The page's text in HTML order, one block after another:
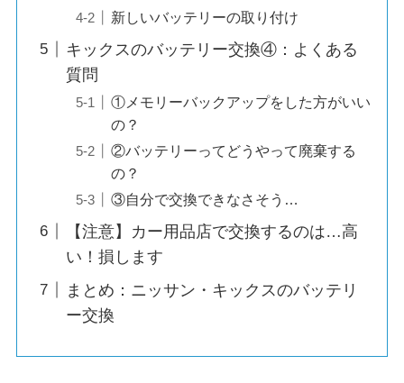
新しいバッテリーの取り付け
キックスのバッテリー交換④：よくある
質問
①メモリーバックアップをした方がいい
の？
②バッテリーってどうやって廃棄する
の？
③自分で交換できなさそう…
【注意】カー用品店で交換するのは…高
い！損します
まとめ：ニッサン・キックスのバッテリ
ー交換